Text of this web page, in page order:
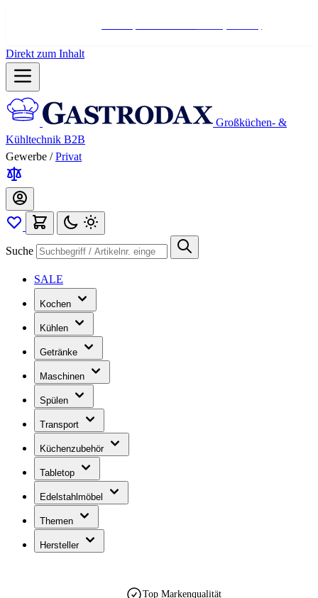
Direkt zum Inhalt
Großküchen- &
Kühltechnik B2B
Gewerbe / Privat
Suche
SALE
Kochen
Kühlen
Getränke
Maschinen
Spülen
Transport
Küchenzubehör
Tabletop
Edelstahlmöbel
Themen
Hersteller
est. 1990